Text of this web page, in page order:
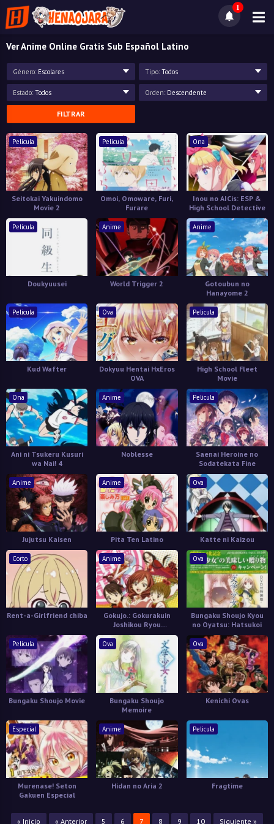
1
Ver Anime Online Gratis Sub Español Latino
Género: Escolares Tipo: Todos
Estado: Todos Orden: Descendente
FILTRAR
Pelicula
Seitokai Yakuindomo
Movie 2
Pelicula
Omoi, Omoware, Furi,
Furare
Ona
Inou no AICis: ESP &
High School Detective
Pelicula
Doukyuusei
Anime
World Trigger 2
Anime
Gotoubun no
Hanayome 2
Pelicula
Kud Wafter
Ova
Dokyuu Hentai HxEros
OVA
Pelicula
High School Fleet
Movie
Ona
Ani ni Tsukeru Kusuri
wa Nai! 4
Anime
Noblesse
Pelicula
Saenai Heroine no
Sodatekata Fine
Anime
Jujutsu Kaisen
Anime
Pita Ten Latino
Ova
Katte ni Kaizou
Corto
Rent-a-Girlfriend chiba
Anime
Gokujo.: Gokurakuin
Joshikou Ryou
Monogatari
Ova
Bungaku Shoujo Kyou
no Oyatsu: Hatsukoi
Pelicula
Bungaku Shoujo Movie
Ova
Bungaku Shoujo
Memoire
Ova
Kenichi Ovas
Especial
Murenase! Seton
Gakuen Especial
Anime
Hidan no Aria 2
Pelicula
Fragtime
« Inicio « Anterior 5 6 7 8 9 10 Siguiente »